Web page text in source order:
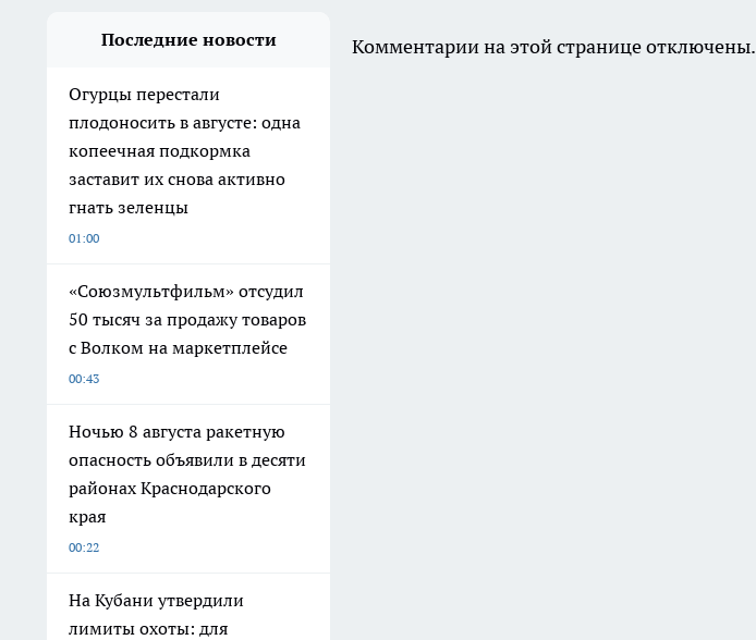
Последние новости
Огурцы перестали
плодоносить в августе: одна
копеечная подкормка
заставит их снова активно
гнать зеленцы
01:00
«Союзмультфильм» отсудил
50 тысяч за продажу товаров
с Волком на маркетплейсе
00:43
Ночью 8 августа ракетную
опасность объявили в десяти
районах Краснодарского
края
00:22
На Кубани утвердили
лимиты охоты: для
Комментарии на этой странице отключены.